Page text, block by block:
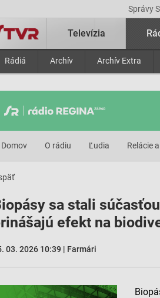
Správy
Televízia
Rádiá Archív Archív Extra
Domov O rádiu Ľudia Relácie
sa stali
efekt na
03. 2026 10:39 | Farmári